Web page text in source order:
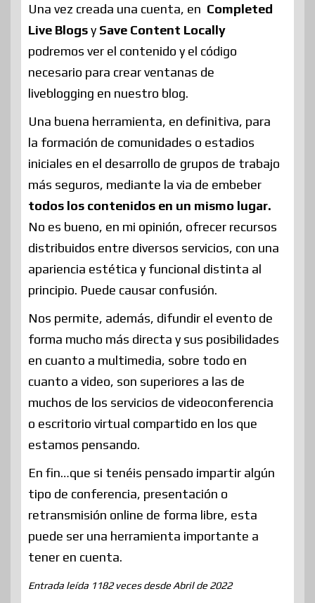
Una vez creada una cuenta, en Completed
Live Blogsy Save Content Locally
podremos ver el contenido y el código
necesario para crear ventanas de
liveblogging en nuestro blog.
Una buena herramienta, en definitiva, para
la formación de comunidades o estadios
iniciales en el desarrollo de grupos de trabajo
más seguros, mediante la via de embeber
todos los contenidos en un mismo lugar.
No es bueno, en mi opinión, ofrecer recursos
distribuidos entre diversos servicios, con una
apariencia estética y funcional distinta al
principio. Puede causar confusión.
Nos permite, además, difundir el evento de
forma mucho más directa y sus posibilidades
en cuanto a multimedia, sobre todo en
cuanto a video, son superiores a las de
muchos de los servicios de videoconferencia
o escritorio virtual compartido en los que
estamos pensando.
En fin…que si tenéis pensado impartir algún
tipo de conferencia, presentación o
retransmisión online de forma libre, esta
puede ser una herramienta importante a
tener en cuenta.
Entrada leída 1182 veces desde Abril de 2022